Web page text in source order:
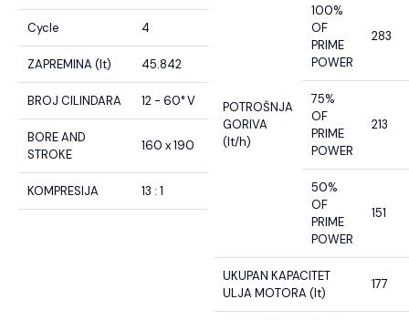
Cycle 4
ZAPREMINA (lt) 45.842
BROJ CILINDARA 12 - 60° V
BORE AND
STROKE
160 x 190
KOMPRESIJA 13 : 1
POTROŠNJA
GORIVA
(lt/h)
100%
OF
PRIME
POWER
283
75%
OF
PRIME
POWER
213
50%
OF
PRIME
POWER
151
UKUPAN KAPACITET
ULJA MOTORA (lt)
177